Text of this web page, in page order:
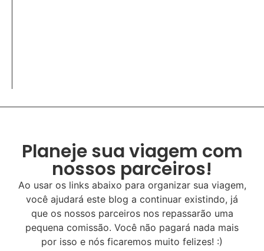
Planeje sua viagem com
nossos parceiros!
Ao usar os links abaixo para organizar sua viagem,
você ajudará este blog a continuar existindo, já
que os nossos parceiros nos repassarão uma
pequena comissão. Você não pagará nada mais
por isso e nós ficaremos muito felizes! :)